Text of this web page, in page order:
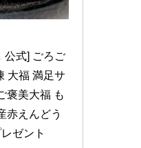
公式] ごろご
大福 満足サ
褒美大福 も
赤えんどう
ゼント